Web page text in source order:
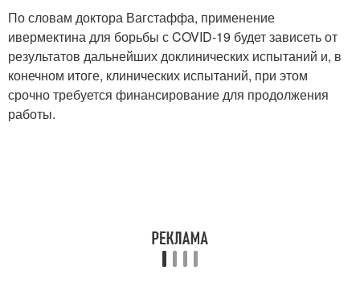
По словам доктора Вагстаффа, применение
ивермектина для борьбы с COVID-19 будет зависеть от
результатов дальнейших доклинических испытаний и, в
конечном итоге, клинических испытаний, при этом
срочно требуется финансирование для продолжения
работы.